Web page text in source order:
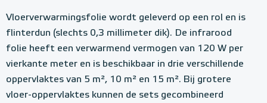
Vloerverwarmingsfolie wordt geleverd op een rol en is
flinterdun (slechts 0,3 millimeter dik). De infrarood
folie heeft een verwarmend vermogen van 120 W per
vierkante meter en is beschikbaar in drie verschillende
oppervlaktes van 5 m², 10 m² en 15 m². Bij grotere
vloer-oppervlaktes kunnen de sets gecombineerd